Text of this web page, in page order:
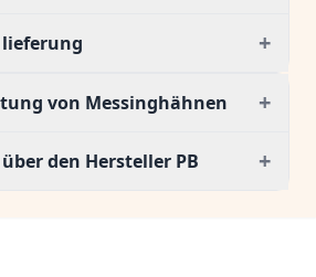
+
von Messinghähnen +
den Hersteller PB +